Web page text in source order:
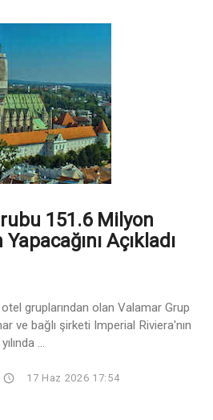
151.6 Milyon
Açıkladı
gruplarından olan Valamar Grup
ve bağlı şirketi Imperial Riviera'nın
...
17 Haz 2026 17:54